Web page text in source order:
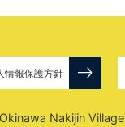
情報保護方針
Nakijin